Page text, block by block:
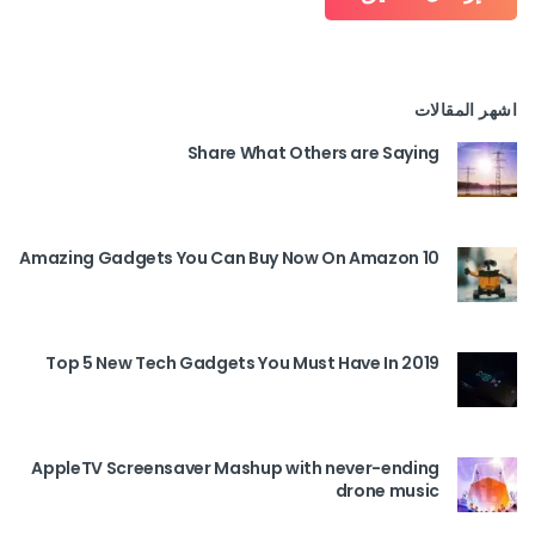
اشهر المقالات
Share What Others are Saying
10 Amazing Gadgets You Can Buy Now On Amazon
Top 5 New Tech Gadgets You Must Have In 2019
AppleTV Screensaver Mashup with never-ending
drone music